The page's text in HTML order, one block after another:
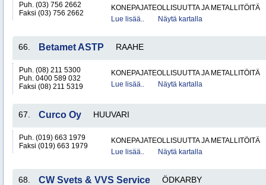
Puh. (03) 756 2662
Faksi (03) 756 2662
KONEPAJATEOLLISUUTTA JA METALLITÖITÄ
Lue lisää..
Näytä kartalla
66. Betamet ASTP RAAHE
Puh. (08) 211 5300
Puh. 0400 589 032
Faksi (08) 211 5319
KONEPAJATEOLLISUUTTA JA METALLITÖITÄ
Lue lisää..
Näytä kartalla
67. Curco Oy HUUVARI
Puh. (019) 663 1979
Faksi (019) 663 1979
KONEPAJATEOLLISUUTTA JA METALLITÖITÄ
Lue lisää..
Näytä kartalla
68. CW Svets & VVS Service ÖDKARBY